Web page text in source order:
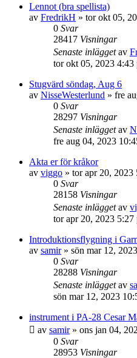
Lennot (bra spellista)
av FredrikH » tor okt 05,
0 Svar
28417 Visningar
Senaste inläggetav
tor okt 05, 2023 4:43
Stugvärd söndag, Aug 6
av NisseWesterlund » fre
0 Svar
28297 Visningar
Senaste inläggetav
fre aug 04, 2023
Akta er för kråkor
av viggo » tor apr 20, 2023
0 Svar
28158 Visningar
Senaste inläggetav
tor apr 20, 2023 5:27
Introduktionsflygning i
av samir» sön mar 12,
0 Svar
28288 Visningar
Senaste inläggetav
sön mar 12, 2023
instrument i PA-28 Cesar
av samir» ons jan 04,
0 Svar
28953 Visningar